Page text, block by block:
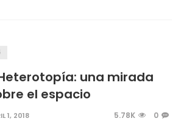
una mirada
el espacio
1, 2018 5.78K 0